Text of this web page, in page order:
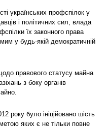
українських профспілок у
і політичних сил, влада
їх законного права
у будь-якій демократичній
правового статусу майна
з боку органів
року було ініційовано шість
яких є не тільки повне